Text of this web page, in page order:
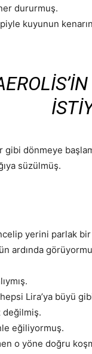
dururmuş.
kuyunun
gibi dönmeye
süzülmüş.
yerini parlak
ardında
Lira’ya büyü
değilmiş.
eğiliyormuş.
o yöne doğru